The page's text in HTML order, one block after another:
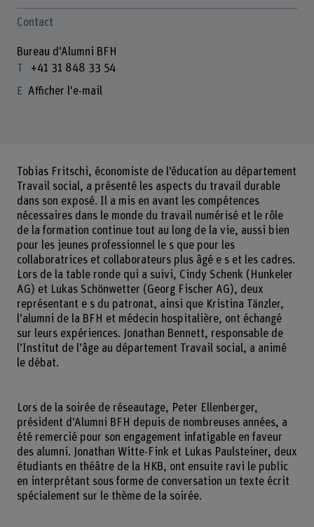
Contact
Bureau d’Alumni BFH
+41 31 848 33 54
Afficher l'e-mail
Tobias Fritschi, économiste de l’éducation au département
Travail social, a présenté les aspects du travail durable
dans son exposé. Il a mis en avant les compétences
nécessaires dans le monde du travail numérisé et le rôle
de la formation continue tout au long de la vie, aussi bien
pour les jeunes professionnel le s que pour les
collaboratrices et collaborateurs plus âgé e s et les cadres.
Lors de la table ronde qui a suivi, Cindy Schenk (Hunkeler
AG) et Lukas Schönwetter (Georg Fischer AG), deux
représentant e s du patronat, ainsi que Kristina Tänzler,
l’alumni de la BFH et médecin hospitalière, ont échangé
sur leurs expériences. Jonathan Bennett, responsable de
l’Institut de l’âge au département Travail social, a animé
le débat.
Lors de la soirée de réseautage, Peter Ellenberger,
président d’Alumni BFH depuis de nombreuses années, a
été remercié pour son engagement infatigable en faveur
des alumni. Jonathan Witte-Fink et Lukas Paulsteiner, deux
étudiants en théâtre de la HKB, ont ensuite ravi le public
en interprétant sous forme de conversation un texte écrit
spécialement sur le thème de la soirée.